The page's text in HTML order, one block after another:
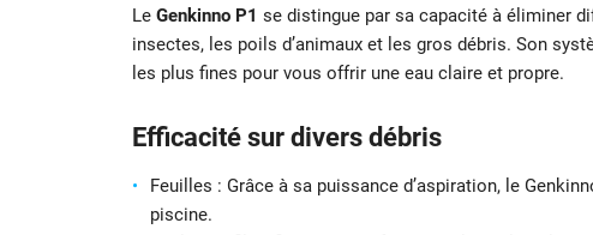
Le Genkinno P1 se distingue par sa capacité à éliminer
insectes, les poils d’animaux et les gros débris. Son
les plus fines pour vous offrir une eau claire et propre.
Efficacité sur divers débris
Feuilles : Grâce à sa puissance d’aspiration, le
piscine.